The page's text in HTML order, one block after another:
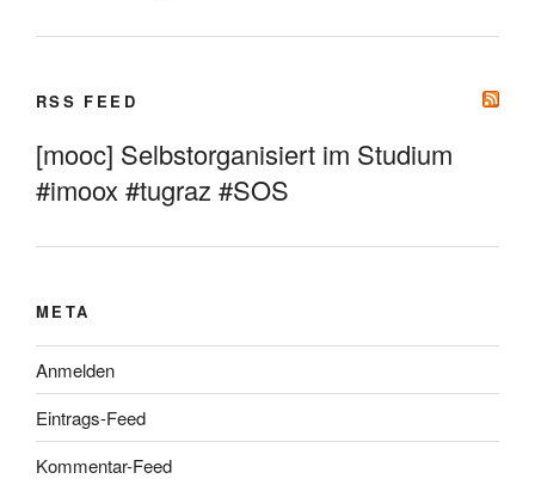
RSS FEED
[mooc] Selbstorganisiert im Studium
#imoox #tugraz #SOS
META
Anmelden
Eintrags-Feed
Kommentar-Feed